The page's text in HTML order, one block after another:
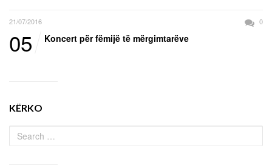
21/07/2016 0
05 Koncert për fëmijë të mërgimtarëve
KËRKO